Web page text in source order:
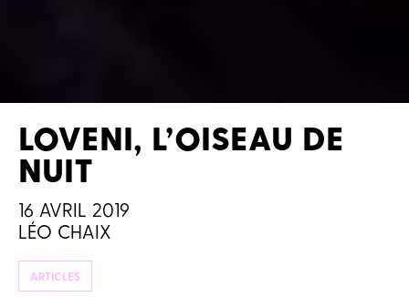
LOVENI, L’OISEAU DE
NUIT
16 AVRIL 2019
LÉO CHAIX
ARTICLES